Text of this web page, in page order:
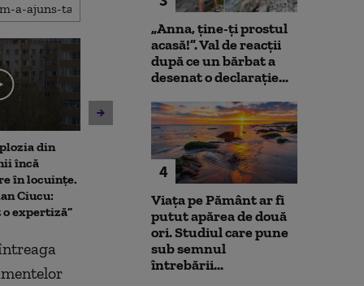
din
încă
în locuințe.
Ciucu:
o expertiză”
Imagini scandaloase: O
ambulanță care transporta
la spital o fetiță de un an a
oprit să cumpere pepeni și
Controale la
avioane
îmbogățește
aeronave de
„Anna, ţine-ţi prostul
acasă!”. Val de reacții
după ce un bărbat a
desenat o declarație...
4
Viața pe Pământ ar fi
putut apărea de două
ori. Studiul care pune
sub semnul
întrebării...